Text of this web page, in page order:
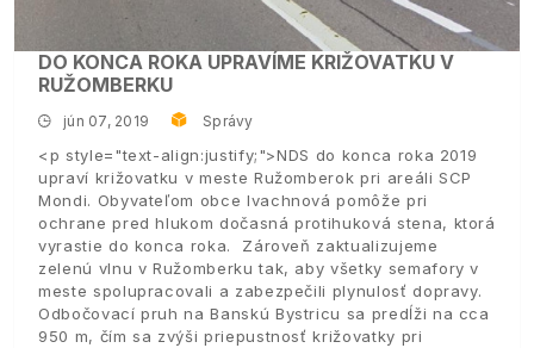
DO KONCA ROKA UPRAVÍME KRIŽOVATKU V
RUŽOMBERKU
jún 07, 2019 Správy
<p style="text-align:justify;">NDS do konca roka 2019
upraví križovatku v meste Ružomberok pri areáli SCP
Mondi. Obyvateľom obce Ivachnová pomôže pri
ochrane pred hlukom dočasná protihuková stena, ktorá
vyrastie do konca roka. Zároveň zaktualizujeme
zelenú vlnu v Ružomberku tak, aby všetky semafory v
meste spolupracovali a zabezpečili plynulosť dopravy.
Odbočovací pruh na Banskú Bystricu sa predĺži na cca
950 m, čím sa zvýši priepustnosť križovatky pri